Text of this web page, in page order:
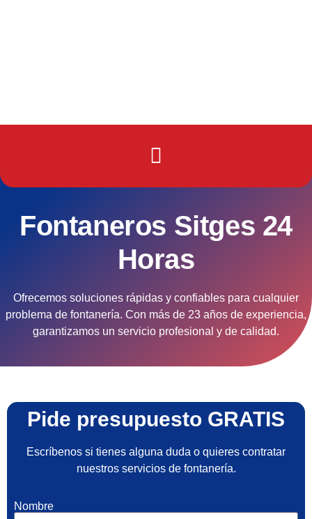
Fontaneros Sitges 24
Horas
Ofrecemos soluciones rápidas y confiables para cualquier
problema de fontanería. Con más de 23 años de experiencia,
garantizamos un servicio profesional y de calidad.
Pide presupuesto GRATIS
Escríbenos si tienes alguna duda o quieres contratar
nuestros servicios de fontanería.
Nombre